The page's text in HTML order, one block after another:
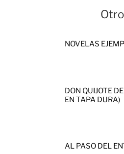
NOVELAS
DON QUIJOTE
EN TAPA DURA)
AL PASO DEL